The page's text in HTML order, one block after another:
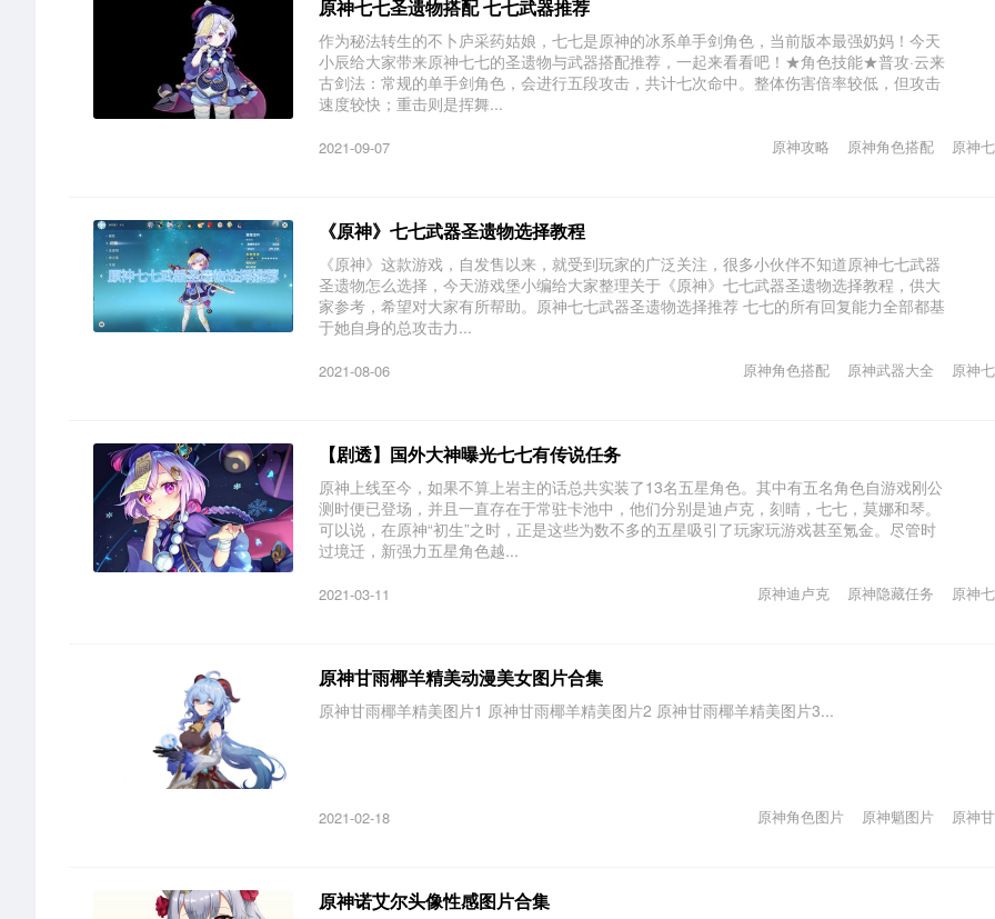
原神七七圣遗物搭配 七七武器推荐
作为秘法转生的不卜庐采药姑娘，七七是原神的冰系单手剑角色，当前版本最强奶妈！今天
小辰给大家带来原神七七的圣遗物与武器搭配推荐，一起来看看吧！★角色技能★普攻·云来
古剑法：常规的单手剑角色，会进行五段攻击，共计七次命中。整体伤害倍率较低，但攻击
速度较快；重击则是挥舞...
2021-09-07 原神
原神角色搭配
原神攻略
《原神》七七武器圣遗物选择教程
《原神》这款游戏，自发售以来，就受到玩家的广泛关注，很多小伙伴不知道原神七七武器
圣遗物怎么选择，今天游戏堡小编给大家整理关于《原神》七七武器圣遗物选择教程，供大
家参考，希望对大家有所帮助。原神七七武器圣遗物选择推荐 七七的所有回复能力全部都基
于她自身的总攻击力...
2021-08-06 原神
原神武器大全
原神角色搭配
【剧透】国外大神曝光七七有传说任务
原神上线至今，如果不算上岩主的话总共实装了13名五星角色。其中有五名角色自游戏刚公
测时便已登场，并且一直存在于常驻卡池中，他们分别是迪卢克，刻晴，七七，莫娜和琴。
可以说，在原神“初生”之时，正是这些为数不多的五星吸引了玩家玩游戏甚至氪金。尽管时
过境迁，新强力五星角色越...
2021-03-11 原神
原神隐藏任务
原神迪卢克
原神甘雨椰羊精美动漫美女图片合集
原神甘雨椰羊精美图片1 原神甘雨椰羊精美图片2 原神甘雨椰羊精美图片3...
2021-02-18 原神
原神魈图片
原神角色图片
原神诺艾尔头像性感图片合集